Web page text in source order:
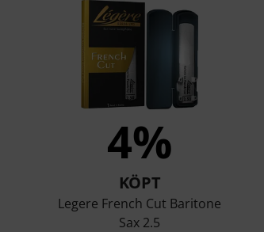
4%
KÖPT
Legere French Cut Baritone
Sax 2.5